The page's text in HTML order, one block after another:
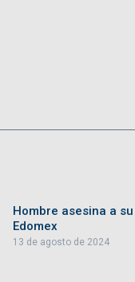
Hombre asesina a
Edomex
13 de agosto de 2024